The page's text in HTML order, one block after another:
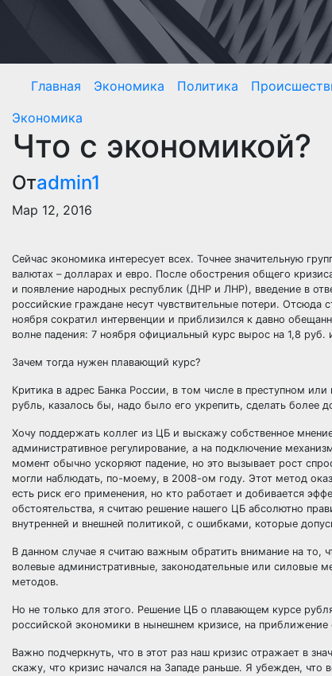
Главная Экономика Политика
Экономика
Что с экономикой?
Отadmin1
Мар 12, 2016
Сейчас экономика интересует всех. Точнее значительную
валютах – долларах и евро. После обострения общего
и появление народных республик (ДНР и ЛНР), введение в
российские граждане несут чувствительные потери.
ноября сократил интервенции и приблизился к давно
волне падения: 7 ноября официальный курс вырос на 1,8
Зачем тогда нужен плавающий курс?
Критика в адрес Банка России, в том числе в преступном
рубль, казалось бы, надо было его укрепить, сделать более
Хочу поддержать коллег из ЦБ и выскажу собственное
административное регулирование, а на подключение
момент обычно ускоряют падение, но это вызывает рост
могли наблюдать, по-моему, в 2008-ом году. Этот метод
есть риск его применения, но кто работает и добивается
обстоятельства, я считаю решение нашего ЦБ абсолютно
внутренней и внешней политикой, с ошибками, которые
В данном случае я считаю важным обратить внимание на
волевые административные, законодательные или силовые
методов.
Но не только для этого. Решение ЦБ о плавающем курсе
российской экономики в нынешнем кризисе, на приближение
Важно подчеркнуть, что в этот раз наш кризис отражает в
скажу, что кризис начался на Западе раньше. Я убежден,